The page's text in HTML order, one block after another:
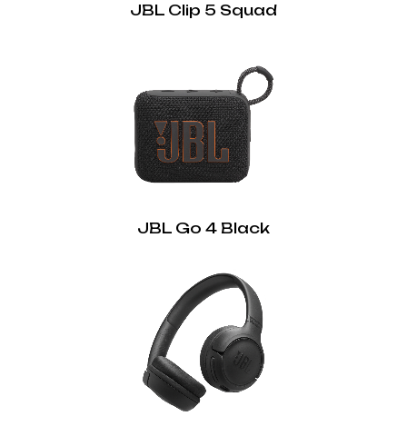
JBL Clip 5 Squad
JBL Go 4 Black